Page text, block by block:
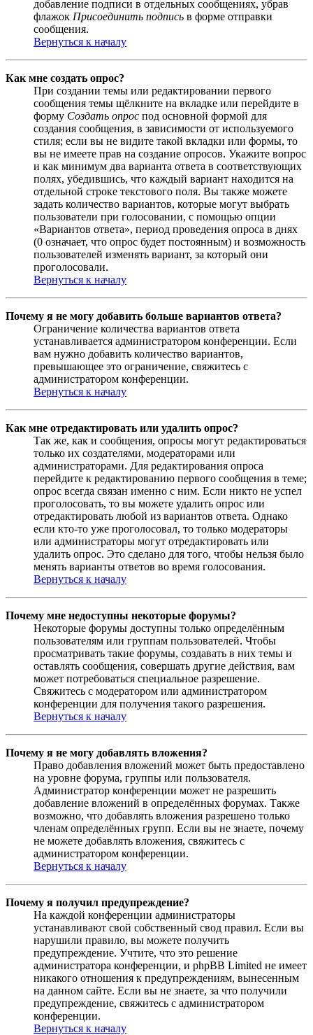
добавление подписи в отдельных сообщениях, убрав
флажок Присоединить подпись в форме отправки
сообщения.
Вернуться к началу
Как мне создать опрос?
При создании темы или редактировании первого
сообщения темы щёлкните на вкладке или перейдите в
форму Создать опрос под основной формой для
создания сообщения, в зависимости от используемого
стиля; если вы не видите такой вкладки или формы, то
вы не имеете прав на создание опросов. Укажите вопрос
и как минимум два варианта ответа в соответствующих
полях, убедившись, что каждый вариант находится на
отдельной строке текстового поля. Вы также можете
задать количество вариантов, которые могут выбрать
пользователи при голосовании, с помощью опции
«Вариантов ответа», период проведения опроса в днях
(0 означает, что опрос будет постоянным) и возможность
пользователей изменять вариант, за который они
проголосовали.
Вернуться к началу
Почему я не могу добавить больше вариантов ответа?
Ограничение количества вариантов ответа
устанавливается администратором конференции. Если
вам нужно добавить количество вариантов,
превышающее это ограничение, свяжитесь с
администратором конференции.
Вернуться к началу
Как мне отредактировать или удалить опрос?
Так же, как и сообщения, опросы могут редактироваться
только их создателями, модераторами или
администраторами. Для редактирования опроса
перейдите к редактированию первого сообщения в теме;
опрос всегда связан именно с ним. Если никто не успел
проголосовать, то вы можете удалить опрос или
отредактировать любой из вариантов ответа. Однако
если кто-то уже проголосовал, то только модераторы
или администраторы могут отредактировать или
удалить опрос. Это сделано для того, чтобы нельзя было
менять варианты ответов во время голосования.
Вернуться к началу
Почему мне недоступны некоторые форумы?
Некоторые форумы доступны только определённым
пользователям или группам пользователей. Чтобы
просматривать такие форумы, создавать в них темы и
оставлять сообщения, совершать другие действия, вам
может потребоваться специальное разрешение.
Свяжитесь с модератором или администратором
конференции для получения такого разрешения.
Вернуться к началу
Почему я не могу добавлять вложения?
Право добавления вложений может быть предоставлено
на уровне форума, группы или пользователя.
Администратор конференции может не разрешить
добавление вложений в определённых форумах. Также
возможно, что добавлять вложения разрешено только
членам определённых групп. Если вы не знаете, почему
не можете добавлять вложения, свяжитесь с
администратором конференции.
Вернуться к началу
Почему я получил предупреждение?
На каждой конференции администраторы
устанавливают свой собственный свод правил. Если вы
нарушили правило, вы можете получить
предупреждение. Учтите, что это решение
администратора конференции, и phpBB Limited не имеет
никакого отношения к предупреждениям, вынесенным
на данном сайте. Если вы не знаете, за что получили
предупреждение, свяжитесь с администратором
конференции.
Вернуться к началу